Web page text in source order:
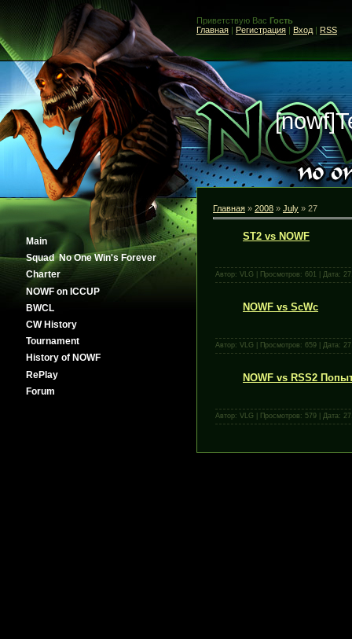
Main
Squad No One Win's Forever
Сharter
NOWF on ICCUP
BWCL
CW History
Tournament
History of NOWF
RePlay
Forum
Приветствую Вас Гость
Главная | Регистрация | Вход | RSS
Главная » 2008 » July » 27
ST2 vs NOWF
Автор: VLG | Просмотров: 601 | Дата:
NOWF vs ScWc
Автор: VLG | Просмотров: 659 | Дата:
NOWF vs RSS2
Автор: VLG | Просмотров: 579 | Дата: